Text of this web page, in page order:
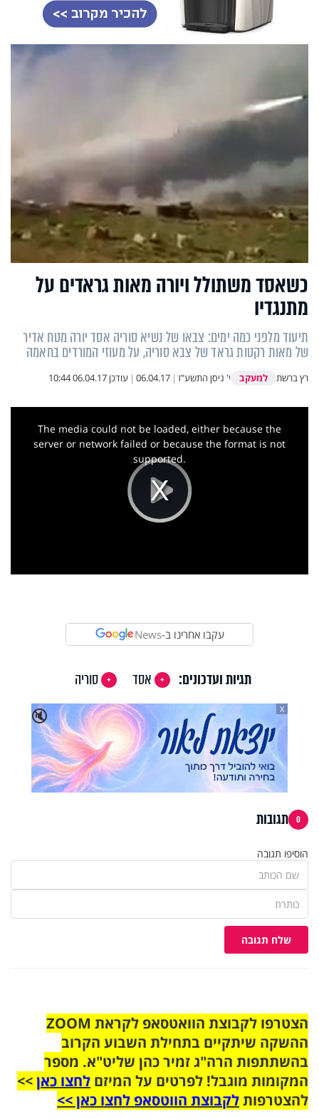
כשאסד משתולל ויורה מאות גראדים על
מתנגדיו
תיעוד מלפני כמה ימים: צבאו של נשיא סוריה אסד יורה מטח אדיר
של מאות רקטות גראד של צבא סוריה, על מעוזי המורדים בחאמה
רץ ברשת למעקב י' ניסן התשע"ז |
06.04.17
| עודכן06.04.17 10:44
Play
This
The media could not be loaded, either because the
server or network failed or because the format is not
supported.
עקבו אחרינו ב-News
תגיות ועדכונים: אסד
סוריה
🔇
X
0 תגובות
הוסיפו תגובה
שלח תגובה
הצטרפו לקבוצת הוואטסאפ לקראת ZOOM
ההשקה שיתקיים בתחילת השבוע הקרוב
בהשתתפות הרה"ג זמיר כהן שליט"א. מספר
המקומות מוגבל! לפרטים על המיזם לחצו כאן>>
להצטרפותלקבוצת הווטסאפ לחצו כאן >>